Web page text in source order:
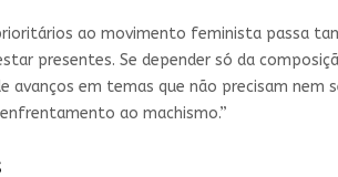
ao movimento feminista passa
presentes. Se depender só da
em temas que não precisam
ao machismo.”